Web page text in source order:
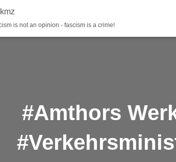
is not an opinion - fascism is a crime!
#Amthors